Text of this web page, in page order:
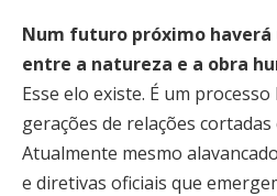
Num futuro próximo haverá
entre a natureza e a obra
Esse elo existe. É um
gerações de relações
Atualmente mesmo
e diretivas oficiais que